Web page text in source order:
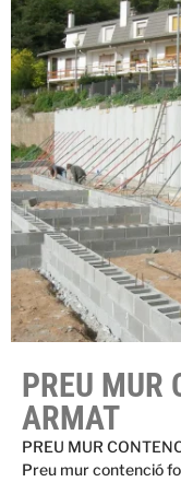
PREU MUR
ARMAT
PREU MUR
Preu mur contenció